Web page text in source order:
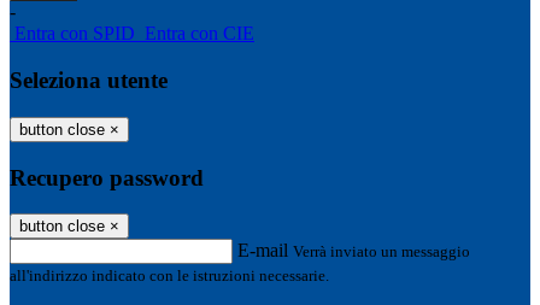
-
Entra con SPID Entra con CIE
Seleziona utente
button close ×
Recupero password
button close ×
E-mail Verrà inviato un messaggio
all'indirizzo indicato con le istruzioni necessarie.